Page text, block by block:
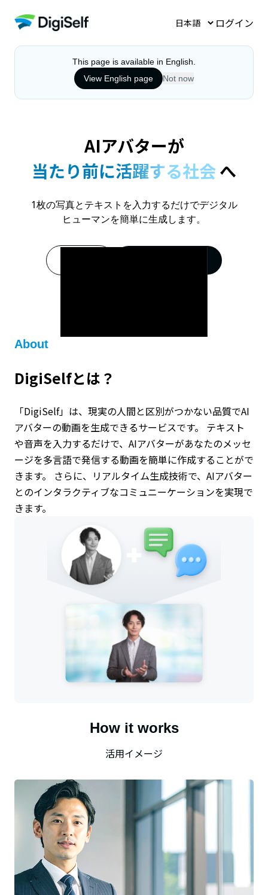
ログイン
This page is available in English.
View English page
Not now
AIアバターが
当たり前に活躍する社会へ
1枚の写真とテキストを入力するだけでデジタル
ヒューマンを簡単に生成します。
About
DigiSelfとは？
「DigiSelf」は、現実の人間と区別がつかない品質でAI
アバターの動画を生成できるサービスです。 テキスト
や音声を入力するだけで、AIアバターがあなたのメッセ
ージを多言語で発信する動画を簡単に作成することがで
きます。 さらに、リアルタイム生成技術で、AIアバター
とのインタラクティブなコミュニーケーションを実現で
きます。
How it works
活用イメージ